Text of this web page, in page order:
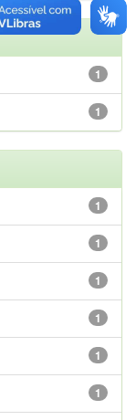
1
1
1
1
1
1
1
1